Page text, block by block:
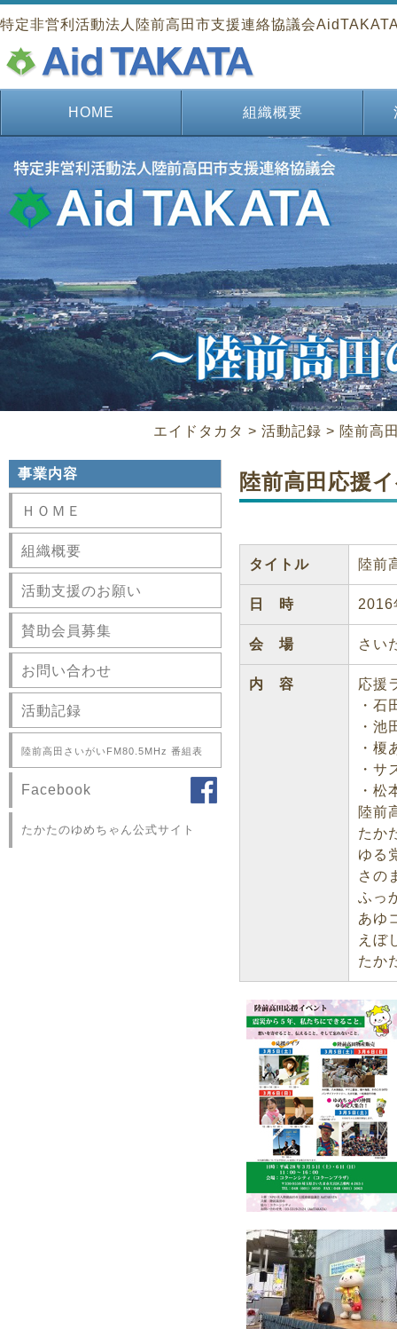
特定非営利活動法人陸前高田市支援連絡協議会
HOME 組織概要
エイドタカタ > 活動記録 > 陸前高
陸前高田応援
タイトル 陸前
日 時 2016
会 場 さい
内 容
応援
・石
・池
・榎
・サ
・松
陸前
たか
ゆる
さの
ふっ
あゆ
えぼ
たか
事業内容
ＨＯＭＥ
組織概要
活動支援のお願い
賛助会員募集
お問い合わせ
活動記録
陸前高田さいがいFM80.5MHz 番組表
Facebook
たかたのゆめちゃん公式サイト